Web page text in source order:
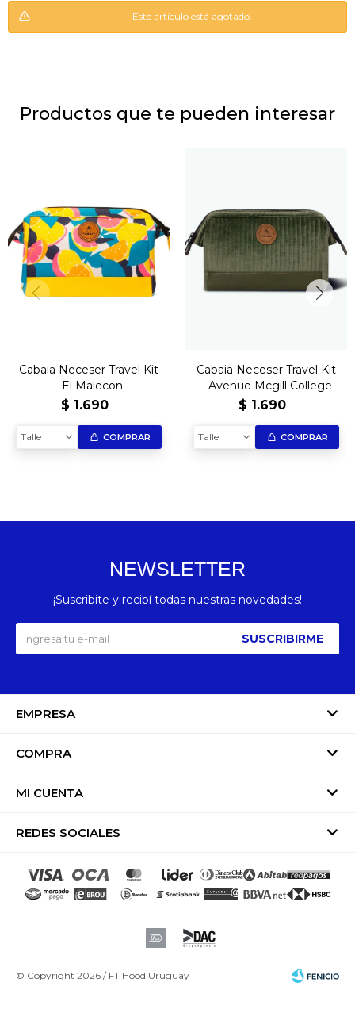
Este artí­culo está agotado.
Productos que te pueden interesar
Cabaia Neceser Travel Kit
- El Malecon
$ 1.690
Talle COMPRAR
Cabaia Neceser Travel Kit
- Avenue Mcgill College
$ 1.690
Talle COMPRAR
EMPRESA
COMPRA
MI CUENTA
REDES SOCIALES
NEWSLETTER
¡Suscribite y recibí todas nuestras novedades!
SUSCRIBIRME
© Copyright 2026 / FT Hood Uruguay